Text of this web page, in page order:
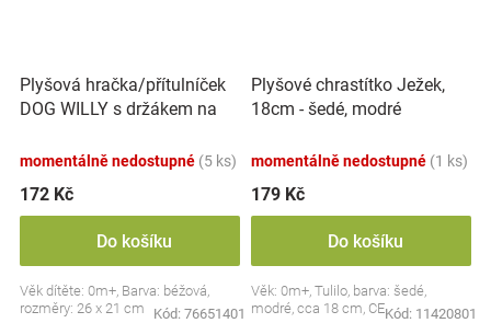
Plyšová hračka/přítulníček
DOG WILLY s držákem na
momentálně nedostupné (5 ks)
172 Kč
Do košíku
Věk dítěte: 0m+, Barva: béžová,
rozměry: 26 x 21 cm
Kód: 76651401
Plyšové chrastítko Ježek,
18cm - šedé, modré
momentálně nedostupné (1 ks)
179 Kč
Do košíku
Věk: 0m+, Tulilo, barva: šedé,
modré, cca 18 cm, CEKód: 11420801